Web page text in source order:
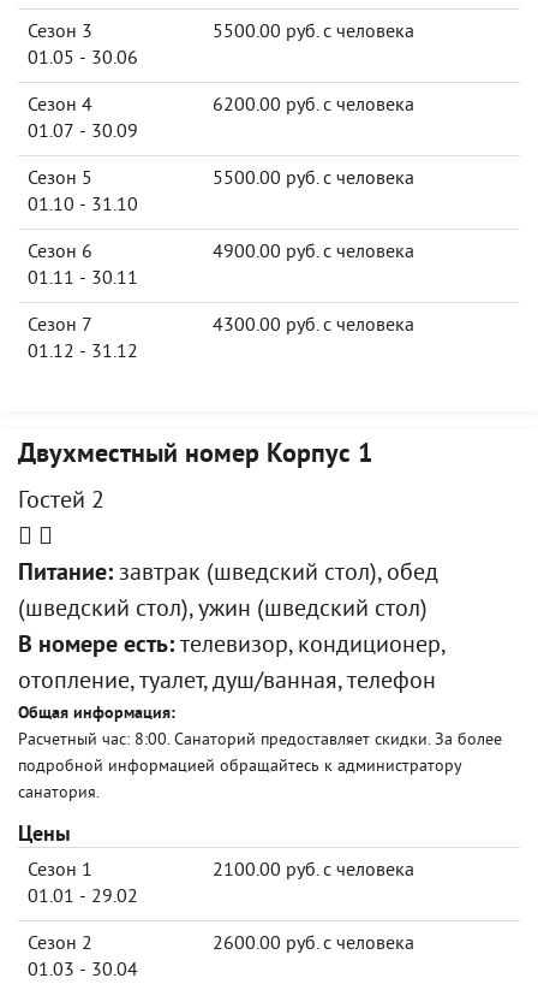
Сезон 3
01.05 - 30.06
5500.00 руб. с человека
Сезон 4
01.07 - 30.09
6200.00 руб. с человека
Сезон 5
01.10 - 31.10
5500.00 руб. с человека
Сезон 6
01.11 - 30.11
4900.00 руб. с человека
Сезон 7
01.12 - 31.12
4300.00 руб. с человека
Двухместный номер Корпус 1
Гостей 2
Питание: завтрак (шведский стол), обед
(шведский стол), ужин (шведский стол)
В номере есть: телевизор, кондиционер,
отопление, туалет, душ/ванная, телефон
Общая информация:
Расчетный час: 8:00. Санаторий предоставляет скидки. За более
подробной информацией обращайтесь к администратору
санатория.
Цены
Сезон 1
01.01 - 29.02
2100.00 руб. с человека
Сезон 2
01.03 - 30.04
2600.00 руб. с человека